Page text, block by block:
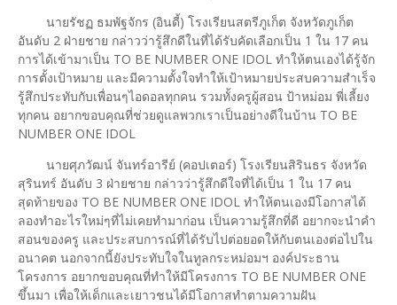
นายรัชฏ ธมพัฐจักร (อินดี้) โรงเรียนสตรีภูเก็ต จังหวัดภูเก็ต
อันดับ 2 ฝ่ายชาย กล่าวว่ารู้สึกดีในที่ได้รับคัดเลือกเป็น 1 ใน 17 คน
การได้เข้ามาเป็น TO BE NUMBER ONE IDOL ทำให้ตนเองได้รู้จัก
การตั้งเป้าหมาย และมีความตั้งใจทำให้เป้าหมายประสบความสำเร็จ
รู้สึกประทับกับเพื่อนๆไอดอลทุกคน รวมทั้งครูผู้สอน ป้าหม่อม พี่เลี้ยง
ทุกคน อยากขอบคุณที่ช่วยดูแลพวกเราเป็นอย่างดีในบ้าน TO BE
NUMBER ONE IDOL
นายศุภวัฒน์ จันทร์อารีย์ (คอปเตอร์) โรงเรียนสิรินธร จังหวัด
สุรินทร์ อันดับ 3 ฝ่ายชาย กล่าวว่ารู้สึกดีใจที่ได้เป็น 1 ใน 17 คน
สุดท้ายของ TO BE NUMBER ONE IDOL ทำให้ตนเองมีโอกาสได้
ลองทำอะไรใหม่ๆที่ไม่เคยทำมาก่อน เป็นความรู้สึกที่ดี อยากจะนำคำ
สอนของครู และประสบการณ์ที่ได้รับไปต่อยอดให้กับตนเองต่อไปใน
อนาคต นอกจากนี้ยังประทับใจในทูลกระหม่อมฯ องค์ประธาน
โครงการ อยากขอบคุณที่ทำให้มีโครงการ TO BE NUMBER ONE
ขึ้นมา เพื่อให้เด็กและเยาวชนได้มีโอกาสทำตามความฝัน